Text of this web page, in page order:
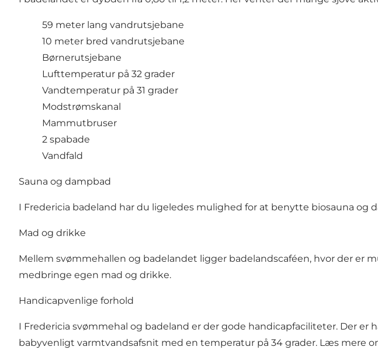
59 meter lang vandrutsjebane
10 meter bred vandrutsjebane
Børnerutsjebane
Lufttemperatur på 32 grader
Vandtemperatur på 31 grader
Modstrømskanal
Mammutbruser
2 spabade
Vandfald
Sauna og dampbad
I Fredericia badeland har du ligeledes mulighed for at benytte biosauna og
Mad og drikke
Mellem svømmehallen og badelandet ligger badelandscaféen, hvor der er
medbringe egen mad og drikke.
Handicapvenlige forhold
I Fredericia svømmehal og badeland er der gode handicapfaciliteter. Der
babyvenligt varmtvandsafsnit med en temperatur på 34 grader. Læs mere